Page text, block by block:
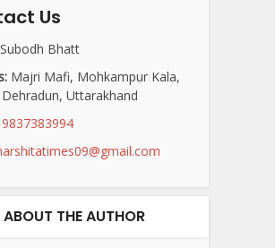
Us
Subodh Bhatt
Majri Mafi, Mohkampur Kala,
Dehradun, Uttarakhand
9837383994
ABOUT THE AUTHOR